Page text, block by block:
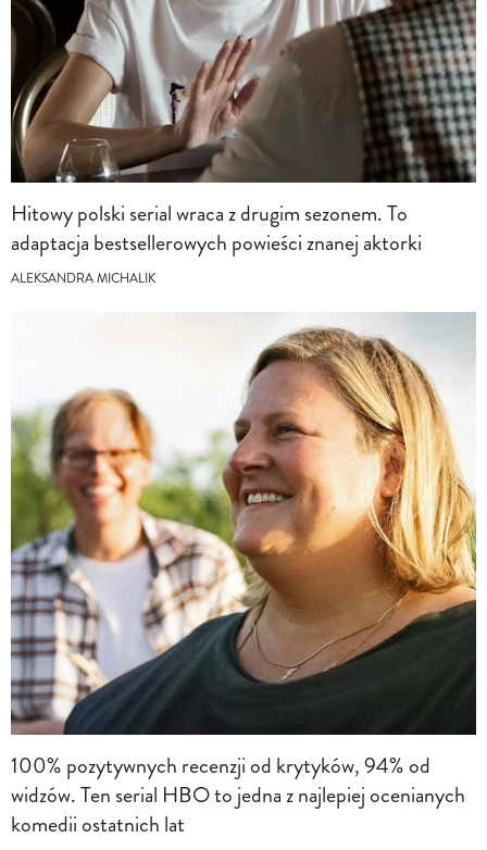
Hitowy polski serial wraca z drugim sezonem. To
adaptacja bestsellerowych powieści znanej aktorki
ALEKSANDRA MICHALIK
100% pozytywnych recenzji od krytyków, 94% od
widzów. Ten serial HBO to jedna z najlepiej ocenianych
komedii ostatnich lat